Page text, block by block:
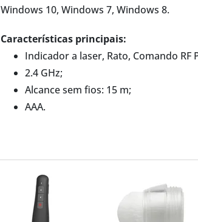
Windows 10, Windows 7, Windows 8.
Características principais:
Indicador a laser, Rato, Comando RF
2.4 GHz;
Alcance sem fios: 15 m;
AAA.